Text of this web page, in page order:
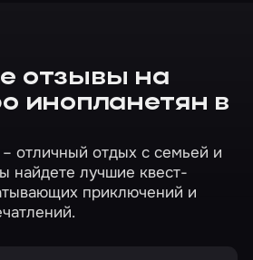
отзывы на
инопланетян в
отличный отдых с семьей и
найдете лучшие квест-
приключений и